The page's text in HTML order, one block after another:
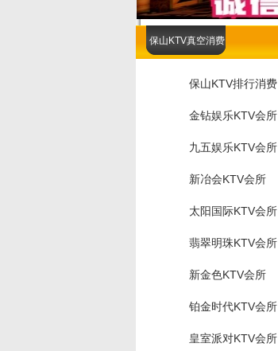
保山KTV真空消费
保山KTV排行消费
金钻娱乐KTV会所
九五娱乐KTV会所
新冶会KTV会所
太阳国际KTV会所
翡翠明珠KTV会所
新金色KTV会所
铂金时代KTV会所
皇室派对KTV会所